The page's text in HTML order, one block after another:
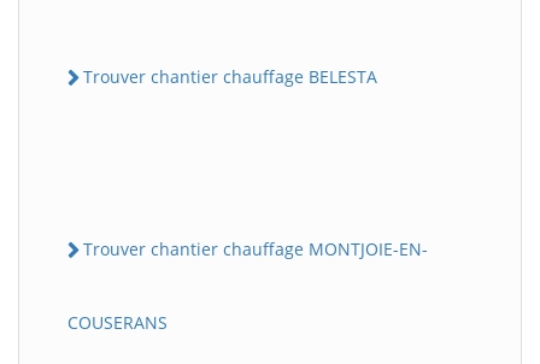
Trouver chantier chauffage BELESTA
Trouver chantier chauffage MONTJOIE-EN-
COUSERANS